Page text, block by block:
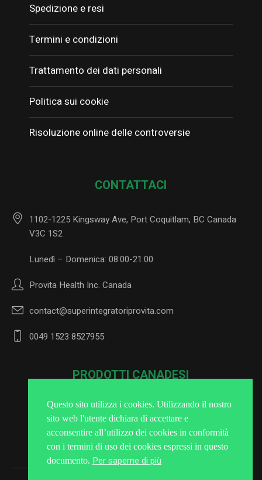
Spedizione e resi
Termini e condizioni
Trattamento dei dati personali
Politica sui cookie
Risoluzione online delle controversie
CONTATTACI
1102-1225 Kingsway Ave, Port Coquitlam, BC Canada
V3C 1S2
Lunedì – Domenica: 08:00-21:00
Provita Health Inc. Canada
contact@superintegratoriprovita.com
0049 1523 8527955
PRODOTTI CANADESI
Iscriviti alla Newsletter
Questo sito utilizza i cookies. Utilizzando il nostro
sito web l'utente dichiara di accettare e
acconsentire all’utilizzo dei cookies in conformità
con i termini di uso dei cookies espressi in questo
documento. Per saperne di più